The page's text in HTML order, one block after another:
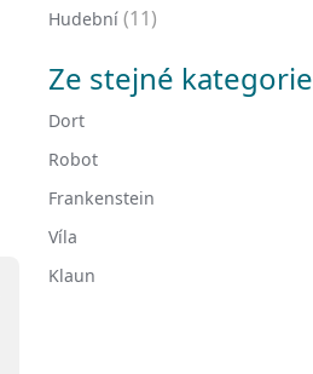
Hudební (11)
Ze stejné kategorie
Dort
Robot
Frankenstein
Víla
Klaun